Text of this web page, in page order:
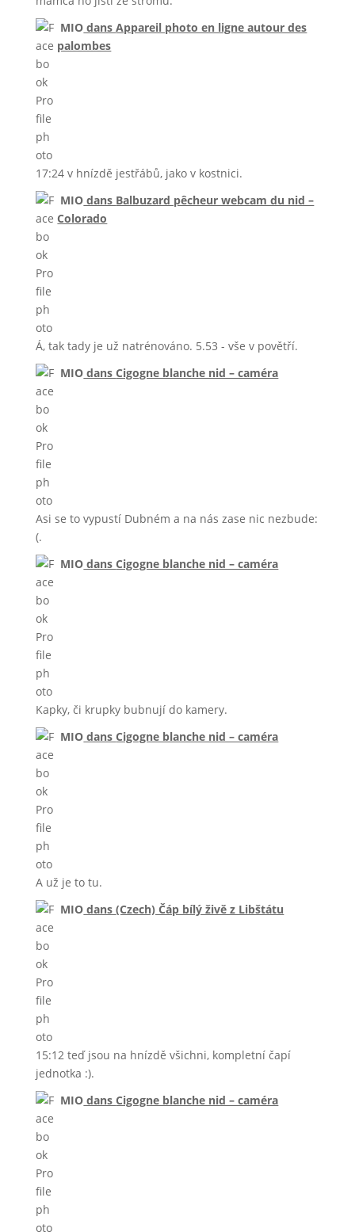
MIO dansAppareil photo en ligne autour des
palombes
17:24 v hnízdě jestřábů, jako v kostnici.
MIO dans Balbuzard pêcheur webcam du nid –
Colorado
Á, tak tady je už natrénováno. 5.53 - vše v povětří.
MIO dansCigogne blanche nid – caméra
Asi se to vypustí Dubném a na nás zase nic nezbude:
(.
MIO dansCigogne blanche nid – caméra
Kapky, či krupky bubnují do kamery.
MIO dansCigogne blanche nid – caméra
A už je to tu.
MIO dans(Czech) Čáp bílý živě z Libštátu
15:12 teď jsou na hnízdě všichni, kompletní čapí
jednotka :).
MIO dansCigogne blanche nid – caméra